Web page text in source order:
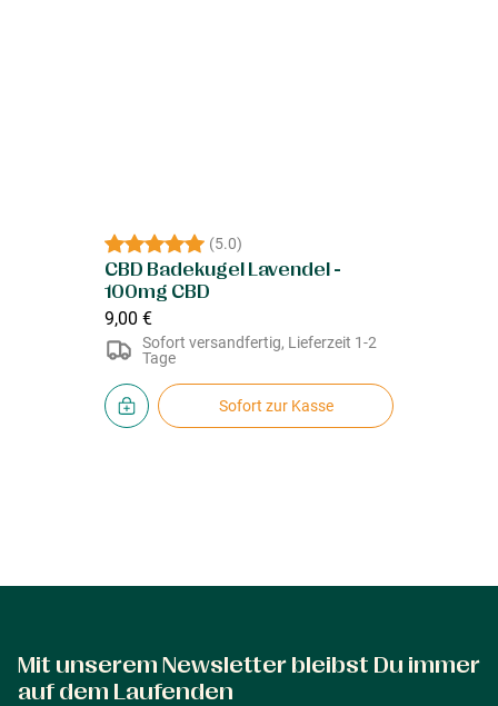
(5.0)
CBD Badekugel Lavendel -
100mg CBD
9,00 €
Sofort versandfertig, Lieferzeit 1-2
Tage
Sofort zur Kasse
Mit unserem Newsletter bleibst Du immer
auf dem Laufenden